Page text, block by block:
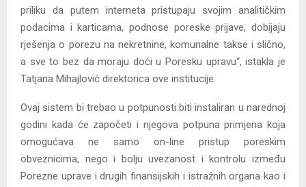
priliku da putem interneta pristupaju svojim analitičkim
podacima i karticama, podnose poreske prijave, dobijaju
rješenja o porezu na nekretnine, komunalne takse i slično,
a sve to bez da moraju doći u Poresku upravu“, istakla je
Tatjana Mihajlović direktorica ove institucije.
Ovaj sistem bi trebao u potpunosti biti instaliran u narednoj
godini kada će započeti i njegova potpuna primjena koja
omogućava ne samo on-line pristup poreskim
obveznicima, nego i bolju uvezanost i kontrolu između
Porezne uprave i drugih finansijskih i istražnih organa kao i